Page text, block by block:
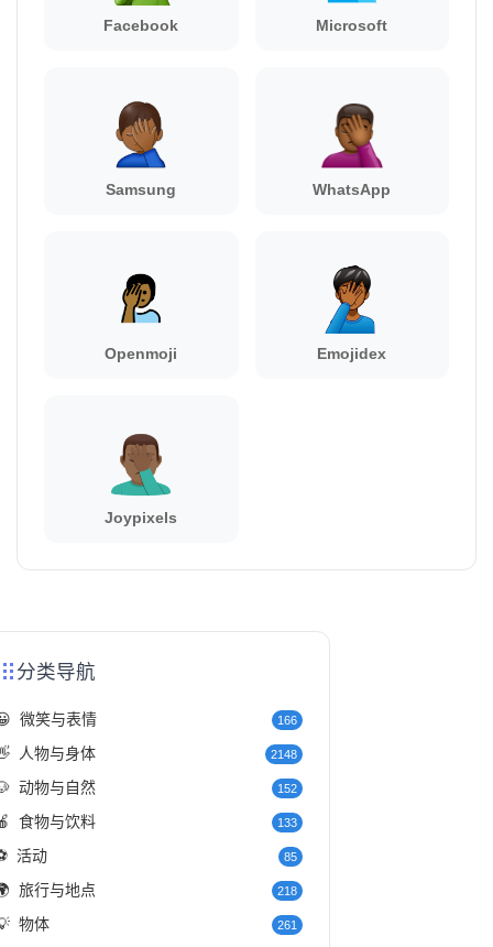
Facebook Microsoft
Samsung WhatsApp
Openmoji Emojidex
Joypixels
分类导航
微笑与表情 166
人物与身体 2148
动物与自然 152
食物与饮料 133
活动 85
旅行与地点 218
物体 261